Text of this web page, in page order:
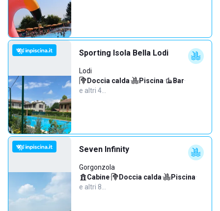
Sporting Isola Bella Lodi
Lodi
Doccia calda· Piscina· Bar·
e altri 4…
Seven Infinity
Gorgonzola
Cabine· Doccia calda· Piscina·
e altri 8…